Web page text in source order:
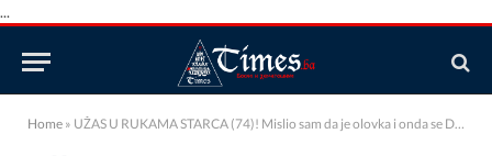
...
Home » UŽAS U RUKAMA STARCA (74)! Mislio sam da je olovka i onda se DETONIRAO! Pakao u Ugrinovcima